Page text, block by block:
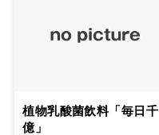
植物乳酸菌飲料「毎日千
億」